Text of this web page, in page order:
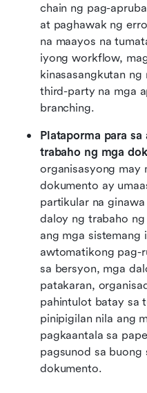
chain ng pag-
at paghawak ng
na maayos na
iyong workflow,
kinasasangkutan
third-party na mga
branching.
Plataporma para
trabaho ng mga
organisasyong may
dokumento ay
partikular na
daloy ng trabaho
ang mga sistemang
awtomatikong pag-
sa bersyon, mga
patakaran,
pahintulot batay sa
pinipigilan nila ang
pagkaantala sa
pagsunod sa buong
dokumento.